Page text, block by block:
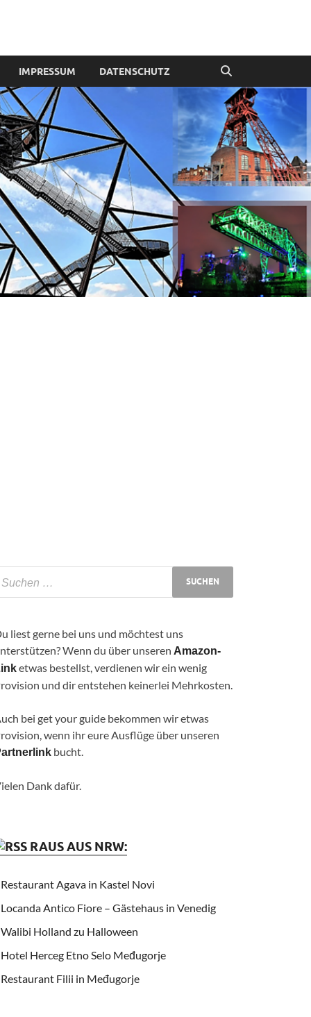
IMPRESSUM DATENSCHUTZ
liest gerne bei uns und möchtest uns
Wenn du über unseren Amazon-
etwas bestellst, verdienen wir ein wenig
und dir entstehen keinerlei Mehrkosten.
bei get your guide bekommen wir etwas
wenn ihr eure Ausflüge über unseren
bucht.
Dank dafür.
RAUS AUS NRW:
Restaurant Agava in Kastel Novi
Locanda Antico Fiore – Gästehaus in Venedig
Walibi Holland zu Halloween
Hotel Herceg Etno Selo Međugorje
Restaurant Filii in Međugorje